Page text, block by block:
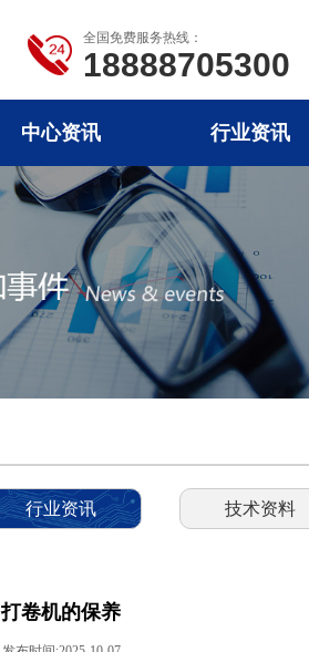
全国免费服务热线：
18888705300
中心资讯 行业资讯
行业资讯 技术资料
打卷机的保养